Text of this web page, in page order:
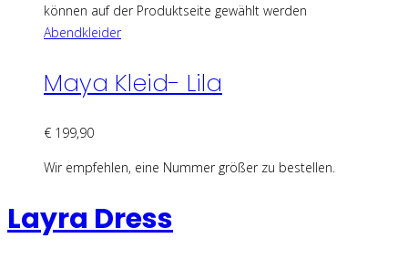
können auf der Produktseite gewählt werden
Abendkleider
Maya Kleid- Lila
€ 199,90
Wir empfehlen, eine Nummer größer zu bestellen.
Layra Dress